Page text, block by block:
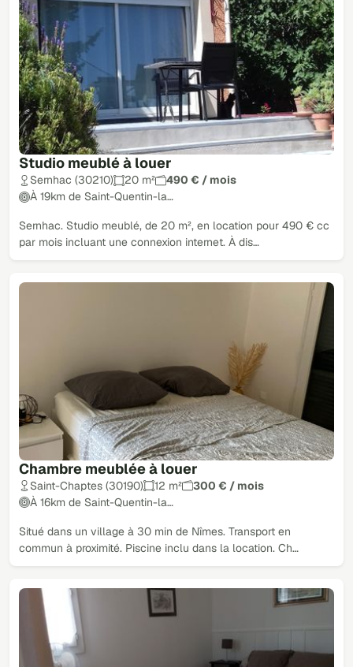
Studio meublé à louer
Sernhac (30210) 20 m²
490 € / mois
À 19km de Saint-Quentin-la…
Sernhac. Studio meublé, de 20 m², en location pour 490 € cc
par mois incluant une connexion internet. À dis…
Chambre meublée à louer
Saint-Chaptes (30190) 12 m²
300 € / mois
À 16km de Saint-Quentin-la…
Situé dans un village à 30 min de Nîmes. Transport en
commun à proximité. Piscine inclu dans la location. Ch…